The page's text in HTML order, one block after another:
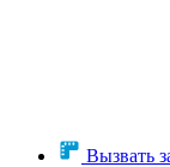
Вызвать